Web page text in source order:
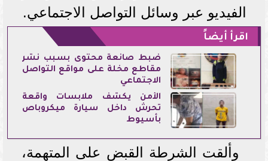
الفيديو عبر وسائل التواصل الاجتماعي.
اقرأ أيضاً
ضبط صانعة محتوى بسبب نشر
مقاطع مخلة على مواقع التواصل
الاجتماعي
الأمن يكشف ملابسات واقعة
تحرش داخل سيارة ميكروباص
بأسيوط
وألقت الشرطة القبض على المتهمة،